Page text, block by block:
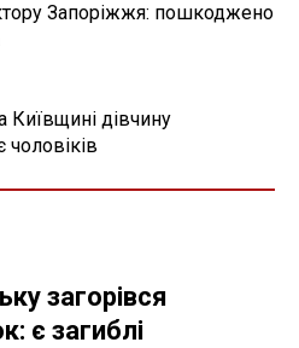
Запоріжжя: пошкоджено
Київщині дівчину
чоловіків
загорівся
є загиблі